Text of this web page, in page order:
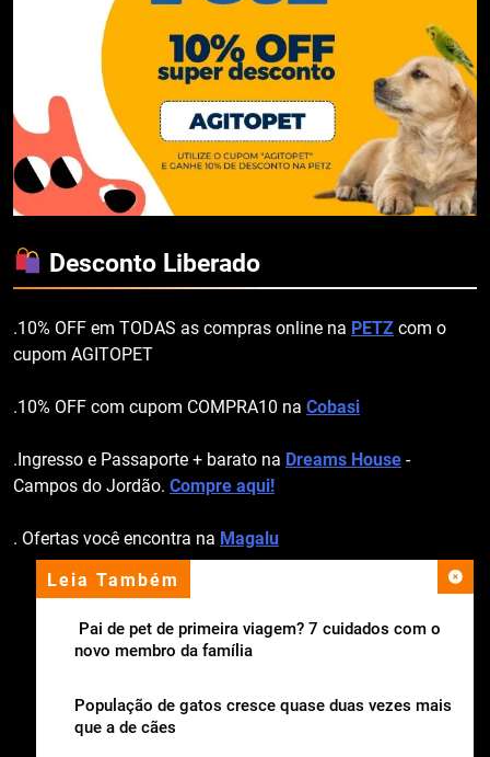
Leia Também
Pai de pet de primeira viagem? 7 cuidados com o
novo membro da família
População de gatos cresce quase duas vezes mais
que a de cães
Desconto Liberado
.10% OFF em TODAS as compras online na PETZ com o
cupom AGITOPET
.10% OFF com cupom COMPRA10 na Cobasi
.Ingresso e Passaporte + barato na Dreams House -
Campos do Jordão. Compre aqui!
. Ofertas você encontra na Magalu
apoio institucional